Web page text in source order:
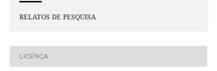
RELATOS DE PESQUISA
LICENÇA